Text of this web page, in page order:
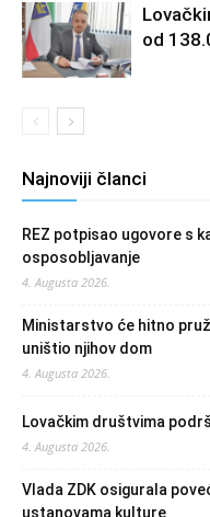
od
Najnoviji članci
REZ potpisao ugovore s
osposobljavanje
4. Augusta 2026.
Ministarstvo će hitno
uništio njihov dom
4. Augusta 2026.
Lovačkim društvima
4. Augusta 2026.
Vlada ZDK osigurala
ustanovama kulture